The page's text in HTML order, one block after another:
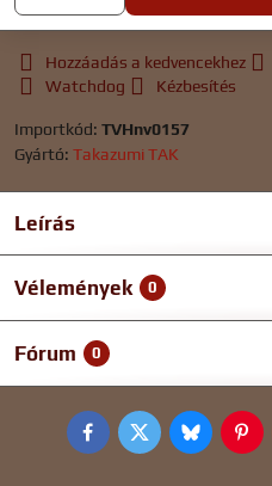
Hozzáadás a kedvencekhez
Watchdog
Kézbesítés
Importkód: TVHnv0157
Gyártó: Takazumi TAK
Leírás
Vélemények 0
Fórum 0
FacebookTwitterBluesky